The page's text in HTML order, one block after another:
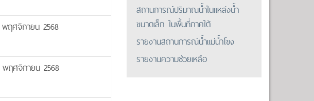
พฤศจิกายน 2568
พฤศจิกายน 2568
สถานการณ์ปริมาณน้ำในแหล่งน้ำ
ขนาดเล็ก ในพื้นที่ภาคใต้
รายงานสถานการณ์น้ำแม่น้ำโขง
รายงานความช่วยเหลือ